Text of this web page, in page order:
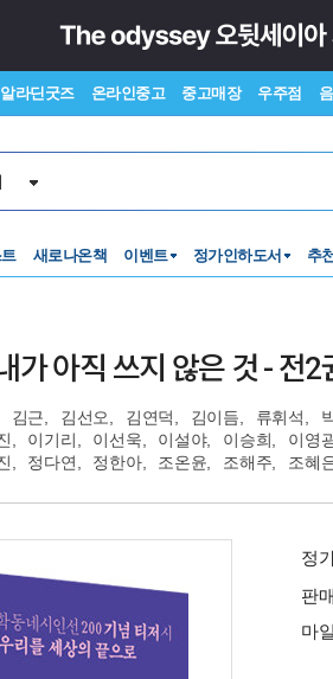
알라딘굿즈 온라인중고 중고매장 우주점
새로나온책 이벤트 정가인하도서 추
가 아직 쓰지 않은 것 - 전2
김근 김선오 김연덕 김이듬 류휘석
이기리 이선욱 이설야, 이승희 이영
정다연 정한아, 조온윤 조해주 조혜
정
판
마